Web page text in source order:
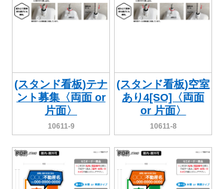
(スタンド看板)テナ
ント募集〈両面 or
片面〉
10611-9
(スタンド看板)空室
あり4[SO]〈両面
or 片面〉
10611-8